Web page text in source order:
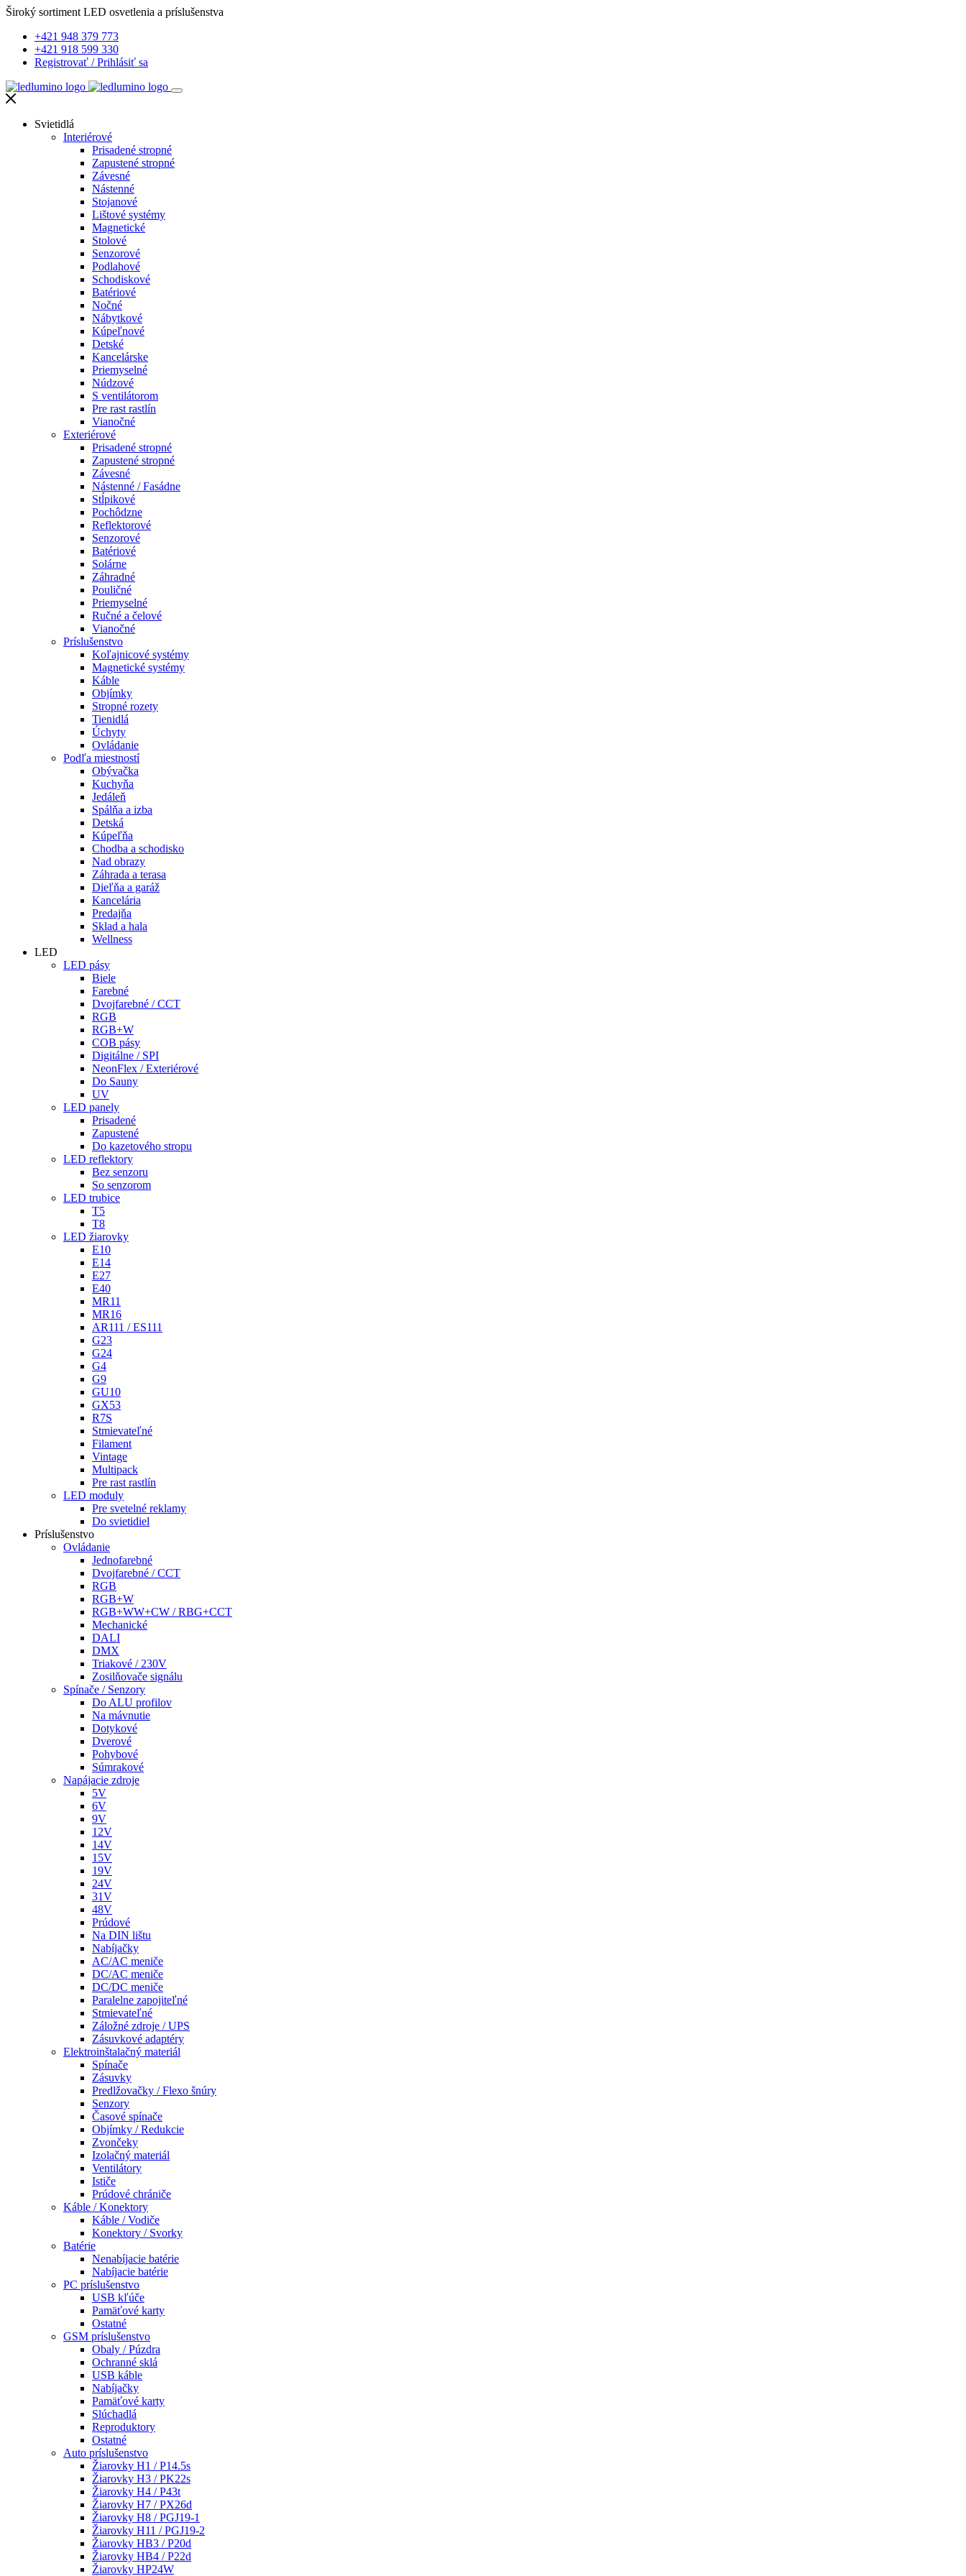
Široký sortiment LED osvetlenia a príslušenstva
+421 948 379 773
+421 918 599 330
Registrovať /Prihlásiť sa
Svietidlá
Interiérové
Prisadené stropné
Zapustené stropné
Závesné
Nástenné
Stojanové
Lištové systémy
Magnetické
Stolové
Senzorové
Podlahové
Schodiskové
Batériové
Nočné
Nábytkové
Kúpeľnové
Detské
Kancelárske
Priemyselné
Núdzové
S ventilátorom
Pre rast rastlín
Vianočné
Exteriérové
Prisadené stropné
Zapustené stropné
Závesné
Nástenné / Fasádne
Stĺpikové
Pochôdzne
Reflektorové
Senzorové
Batériové
Solárne
Záhradné
Pouličné
Priemyselné
Ručné a čelové
Vianočné
Príslušenstvo
Koľajnicové systémy
Magnetické systémy
Káble
Objímky
Stropné rozety
Tienidlá
Úchyty
Ovládanie
Podľa miestností
Obývačka
Kuchyňa
Jedáleň
Spálňa a izba
Detská
Kúpeľňa
Chodba a schodisko
Nad obrazy
Záhrada a terasa
Dieľňa a garáž
Kancelária
Predajňa
Sklad a hala
Wellness
LED
LED pásy
Biele
Farebné
Dvojfarebné / CCT
RGB
RGB+W
COB pásy
Digitálne / SPI
NeonFlex / Exteriérové
Do Sauny
UV
LED panely
Prisadené
Zapustené
Do kazetového stropu
LED reflektory
Bez senzoru
So senzorom
LED trubice
T5
T8
LED žiarovky
E10
E14
E27
E40
MR11
MR16
AR111 / ES111
G23
G24
G4
G9
GU10
GX53
R7S
Stmievateľné
Filament
Vintage
Multipack
Pre rast rastlín
LED moduly
Pre svetelné reklamy
Do svietidiel
Príslušenstvo
Ovládanie
Jednofarebné
Dvojfarebné / CCT
RGB
RGB+W
RGB+WW+CW / RBG+CCT
Mechanické
DALI
DMX
Triakové / 230V
Zosilňovače signálu
Spínače / Senzory
Do ALU profilov
Na mávnutie
Dotykové
Dverové
Pohybové
Súmrakové
Napájacie zdroje
5V
6V
9V
12V
14V
15V
19V
24V
31V
48V
Prúdové
Na DIN lištu
Nabíjačky
AC/AC meniče
DC/AC meniče
DC/DC meniče
Paralelne zapojiteľné
Stmievateľné
Záložné zdroje / UPS
Zásuvkové adaptéry
Elektroinštalačný materiál
Spínače
Zásuvky
Predlžovačky / Flexo šnúry
Senzory
Časové spínače
Objímky / Redukcie
Zvončeky
Izolačný materiál
Ventilátory
Ističe
Prúdové chrániče
Káble / Konektory
Káble / Vodiče
Konektory / Svorky
Batérie
Nenabíjacie batérie
Nabíjacie batérie
PC príslušenstvo
USB kľúče
Pamäťové karty
Ostatné
GSM príslušenstvo
Obaly / Púzdra
Ochranné sklá
USB káble
Nabíjačky
Pamäťové karty
Slúchadlá
Reproduktory
Ostatné
Auto príslušenstvo
Žiarovky H1 / P14.5s
Žiarovky H3 / PK22s
Žiarovky H4 / P43t
Žiarovky H7 / PX26d
Žiarovky H8 / PGJ19-1
Žiarovky H11 / PGJ19-2
Žiarovky HB3 / P20d
Žiarovky HB4 / P22d
Žiarovky HP24W